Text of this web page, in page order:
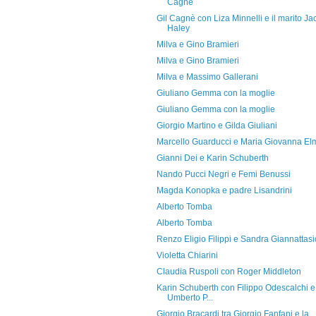
Cagnè
Gil Cagnè con Liza Minnelli e il marito
Haley
Milva e Gino Bramieri
Milva e Gino Bramieri
Milva e Massimo Gallerani
Giuliano Gemma con la moglie
Giuliano Gemma con la moglie
Giorgio Martino e Gilda Giuliani
Marcello Guarducci e Maria Giovanna
Gianni Dei e Karin Schuberth
Nando Pucci Negri e Femi Benussi
Magda Konopka e padre Lisandrini
Alberto Tomba
Alberto Tomba
Renzo Eligio Filippi e Sandra
Violetta Chiarini
Claudia Ruspoli con Roger Middleton
Karin Schuberth con Filippo Odescalchi e
Umberto P...
Giorgio Bracardi tra Giorgio Fanfani e la